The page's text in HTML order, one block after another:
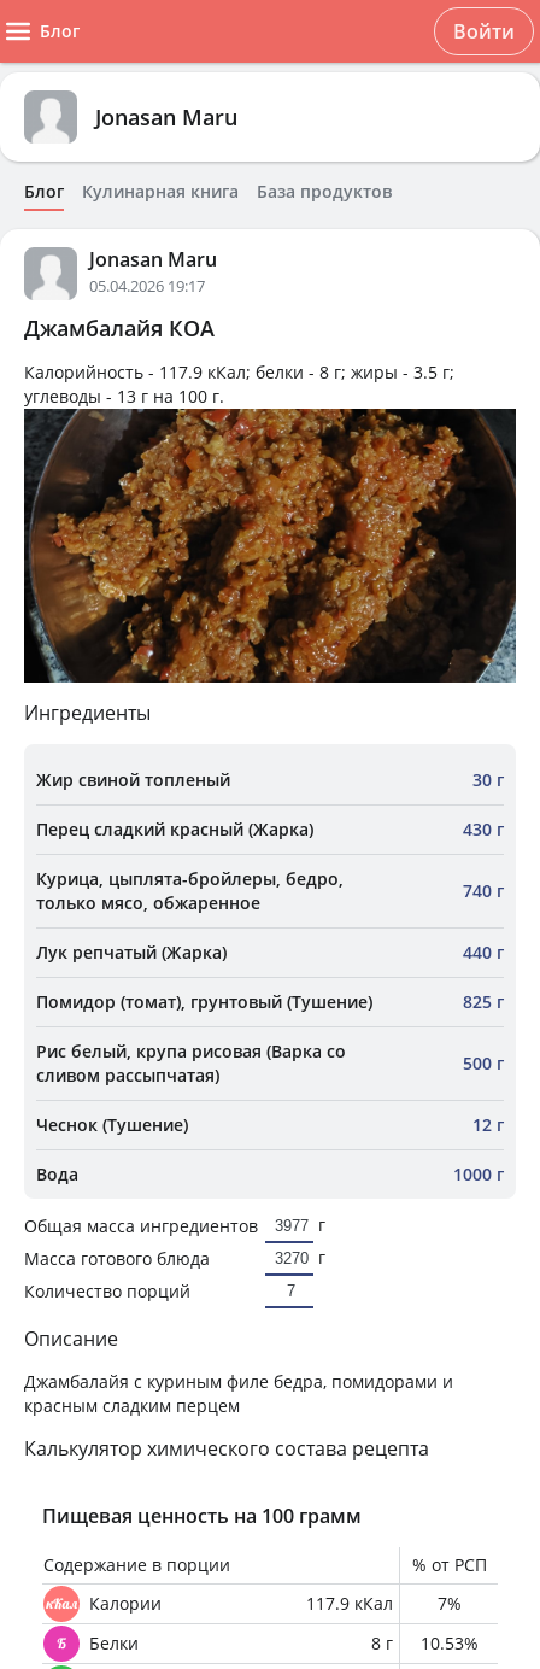
Блог Войти
Jonasan Maru
Блог Кулинарная книга База продуктов
Jonasan Maru
05.04.2026 19:17
Джамбалайя КОА
Калорийность - 117.9 кКал; белки - 8 г; жиры - 3.5 г;
углеводы - 13 г на 100 г.
Ингредиенты
Жир свиной топленый 30 г
Перец сладкий красный (Жарка) 430 г
Курица, цыплята-бройлеры, бедро,
только мясо, обжаренное
740 г
Лук репчатый (Жарка) 440 г
Помидор (томат), грунтовый (Тушение) 825 г
Рис белый, крупа рисовая (Варка со
сливом рассыпчатая)
500 г
Чеснок (Тушение) 12 г
Вода 1000 г
Общая масса ингредиентов
г
Масса готового блюда
г
Количество порций
Описание
Джамбалайя с куриным филе бедра, помидорами и
красным сладким перцем
Калькулятор химического состава рецепта
Пищевая ценность на 100 грамм
Содержание в порции
% от РСП
Калории
117.9 кКал
7%
Белки
8 г
10.53%